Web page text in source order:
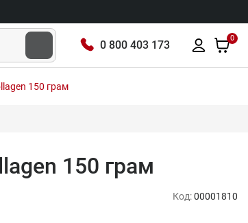
0 800 403 173
0
150 грам
150 грам
Код:00001810